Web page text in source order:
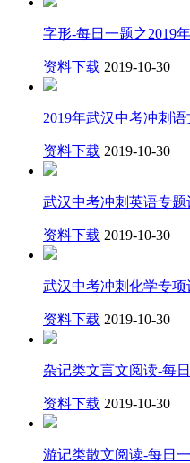
字形-每日一题之2019
资料下载 2019-10-30
2019年武汉中考冲刺
资料下载 2019-10-30
武汉中考冲刺英语专
资料下载 2019-10-30
武汉中考冲刺化学专
资料下载 2019-10-30
杂记类文言文阅读-每
资料下载 2019-10-30
游记类散文阅读-每日